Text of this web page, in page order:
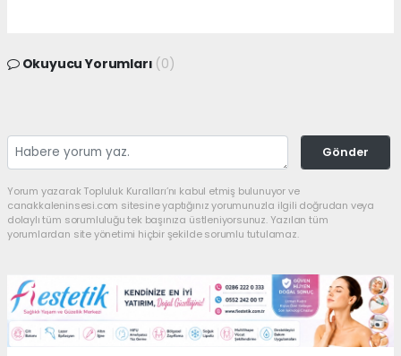
Okuyucu Yorumları (0)
Gönder
Yorum yazarak Topluluk Kuralları’nı kabul etmiş bulunuyor ve
canakkaleninsesi.com sitesine yaptığınız yorumunuzla ilgili doğrudan veya
dolaylı tüm sorumluluğu tek başınıza üstleniyorsunuz. Yazılan tüm
yorumlardan site yönetimi hiçbir şekilde sorumlu tutulamaz.